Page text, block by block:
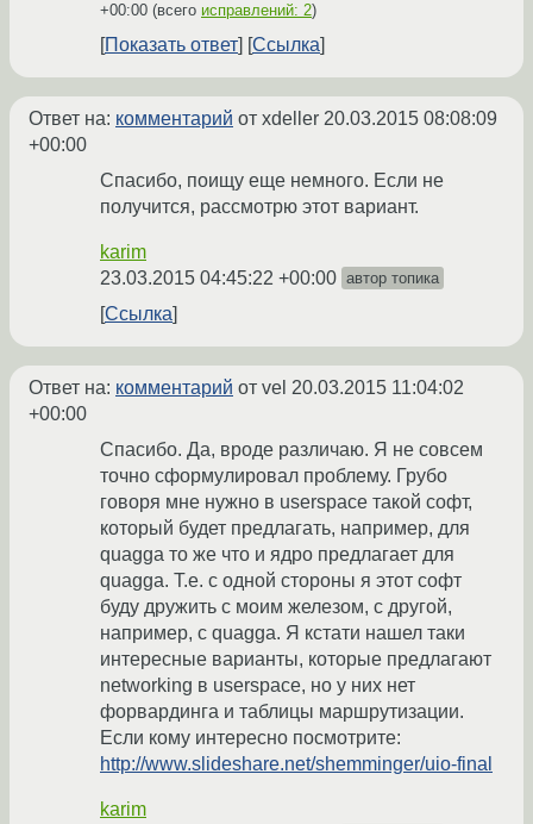
+00:00 (всего исправлений: 2)
Показать ответ Ссылка
Ответ на: комментарий от xdeller 20.03.2015 08:08:09
+00:00
Спасибо, поищу еще немного. Если не
получится, рассмотрю этот вариант.
karim
23.03.2015 04:45:22 +00:00 автор топика
Ссылка
Ответ на: комментарий от vel 20.03.2015 11:04:02
+00:00
Спасибо. Да, вроде различаю. Я не совсем
точно сформулировал проблему. Грубо
говоря мне нужно в userspace такой софт,
который будет предлагать, например, для
quagga то же что и ядро предлагает для
quagga. Т.е. с одной стороны я этот софт
буду дружить с моим железом, с другой,
например, с quagga. Я кстати нашел таки
интересные варианты, которые предлагают
networking в userspace, но у них нет
форвардинга и таблицы маршрутизации.
Если кому интересно посмотрите:
http://www.slideshare.net/shemminger/uio-final
karim